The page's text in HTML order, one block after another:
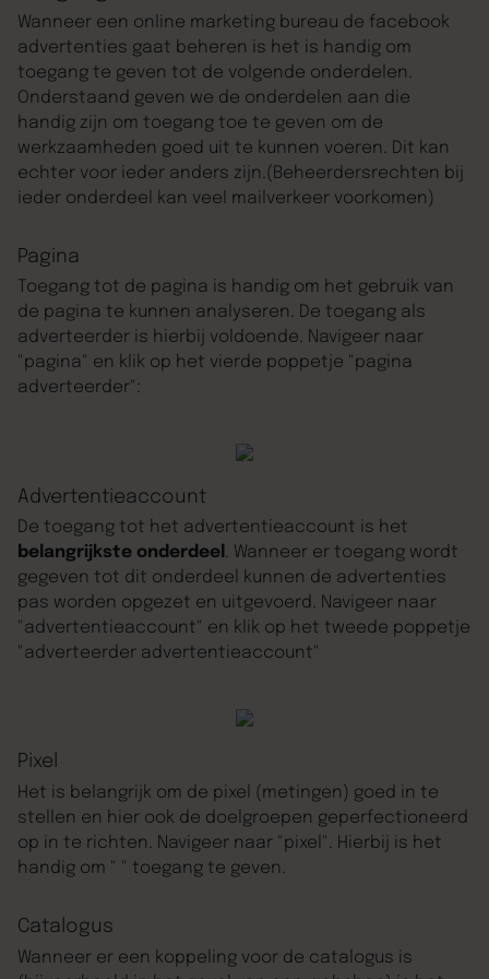
Wanneer een online marketing bureau de facebook
advertenties gaat beheren is het is handig om
toegang te geven tot de volgende onderdelen.
Onderstaand geven we de onderdelen aan die
handig zijn om toegang toe te geven om de
werkzaamheden goed uit te kunnen voeren. Dit kan
echter voor ieder anders zijn.(Beheerdersrechten bij
ieder onderdeel kan veel mailverkeer voorkomen)
Pagina
Toegang tot de pagina is handig om het gebruik van
de pagina te kunnen analyseren. De toegang als
adverteerder is hierbij voldoende. Navigeer naar
"pagina" en klik op het vierde poppetje "pagina
adverteerder":
Advertentieaccount
De toegang tot het advertentieaccount is het
belangrijkste onderdeel. Wanneer er toegang wordt
gegeven tot dit onderdeel kunnen de advertenties
pas worden opgezet en uitgevoerd. Navigeer naar
"advertentieaccount" en klik op het tweede poppetje
"adverteerder advertentieaccount"
Pixel
Het is belangrijk om de pixel (metingen) goed in te
stellen en hier ook de doelgroepen geperfectioneerd
op in te richten. Navigeer naar "pixel". Hierbij is het
handig om " " toegang te geven.
Catalogus
Wanneer er een koppeling voor de catalogus is